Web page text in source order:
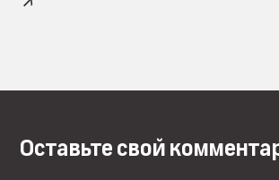
Оставьте свой